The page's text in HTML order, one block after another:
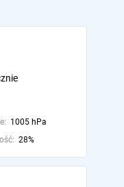
1005 hPa
28%